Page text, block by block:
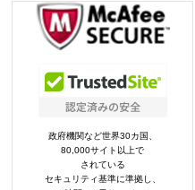
政府機関など世界30カ国、
80,000サイト以上で
されている
セキュリティ基準に準拠し、